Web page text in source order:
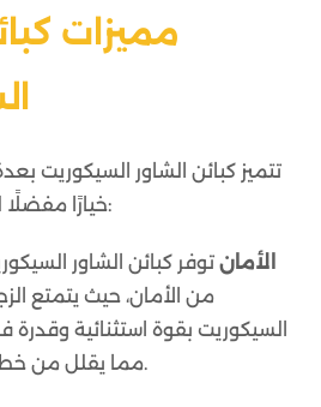
مميزات
تتميز كبائن الشاور السيكوريت
خيارًا مفضلًا للكثيرين، وتشمل:
الأمان توفر كبائن الشاور
من الأمان، حيث يتمتع
السيكوريت بقوة استثنائية وقدرة
مما يقلل من خطر الكسر والإصابة.